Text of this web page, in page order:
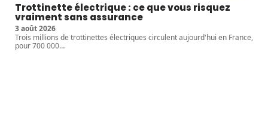
Trottinette électrique : ce que vous risquez
vraiment sans assurance
3 août 2026
Trois millions de trottinettes électriques circulent aujourd'hui en France,
pour 700 000…